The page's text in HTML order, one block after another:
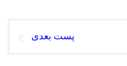
پست بعدی